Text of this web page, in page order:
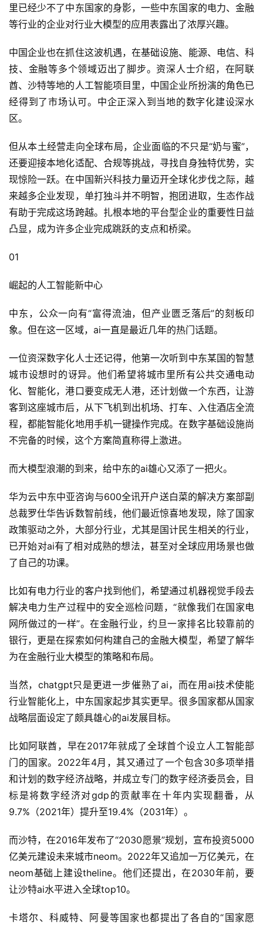
里已经少不了中东国家的身影，一些中东国家的电力、金融
等行业的企业对行业大模型的应用表露出了浓厚兴趣。
中国企业也在抓住这波机遇，在基础设施、能源、电信、科
技、金融等多个领域迈出了脚步。资深人士介绍，在阿联
酋、沙特等地的人工智能项目里，中国企业所扮演的角色已
经得到了市场认可。中企正深入到当地的数字化建设深水
区。
但从本土经营走向全球布局，企业面临的不只是“奶与蜜”，
还要迎接本地化适配、合规等挑战，寻找自身独特优势，实
现惊险一跃。在中国新兴科技力量迈开全球化步伐之际，越
来越多企业发现，单打独斗并不明智，抱团进取，生态作战
有助于完成这场跨越。扎根本地的平台型企业的重要性日益
凸显，成为许多企业完成跳跃的支点和桥梁。
01
崛起的人工智能新中心
中东，公众一向有“富得流油，但产业匮乏落后”的刻板印
象。但在这一区域，ai一直是最近几年的热门话题。
一位资深数字化人士还记得，他第一次听到中东某国的智慧
城市设想时的讶异。他们希望将城市里所有公共交通电动
化、智能化，港口要变成无人港，还计划做一个东西，让游
客到这座城市后，从下飞机到出机场、打车、入住酒店全流
程，都能智能化地用手机一键操作完成。在数字基础设施尚
不完备的时候，这个方案简直称得上激进。
而大模型浪潮的到来，给中东的ai雄心又添了一把火。
华为云中东中亚咨询与600全讯开户送白菜的解决方案部副
总裁罗仕华告诉数智前线，他们最近惊喜地发现，除了国家
政策驱动之外，大部分行业，尤其是国计民生相关的行业，
已开始对ai有了相对成熟的想法，甚至对全球应用场景也做
了自己的功课。
比如有电力行业的客户找到他们，希望通过机器视觉手段去
解决电力生产过程中的安全巡检问题，“就像我们在国家电
网所做过的一样”。在金融行业，约旦一家排名比较靠前的
银行，更是在探索如何构建自己的金融大模型，希望了解华
为在金融行业大模型的策略和布局。
当然，chatgpt只是更进一步催熟了ai，而在用ai技术使能
行业智能化上，中东国家起步其实更早。很多国家都从国家
战略层面设定了颇具雄心的ai发展目标。
比如阿联酋，早在2017年就成了全球首个设立人工智能部
门的国家。2022年4月，其又通过了一个包含30多项举措
和计划的数字经济战略，并成立专门的数字经济委员会，目
标是将数字经济对gdp的贡献率在十年内实现翻番，从
9.7%（2021年）提升至19.4%（2031年）。
而沙特，在2016年发布了“2030愿景”规划，宣布投资5000
亿美元建设未来城市neom。2022年又追加一万亿美元，在
neom基础上建设theline。他们还提出，在2030年前，要
让沙特ai水平进入全球top10。
卡塔尔、科威特、阿曼等国家也都提出了各自的“国家愿